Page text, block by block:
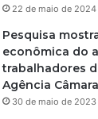
22 de maio de 2024
Pesquisa
econômica do
trabalhadores
Agência
30 de maio de 2023